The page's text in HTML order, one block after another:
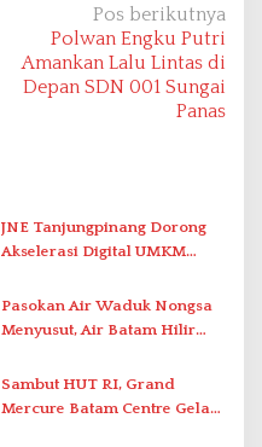
Pos berikutnya
Polwan Engku Putri
Amankan Lalu Lintas di
Depan SDN 001 Sungai
Panas
JNE Tanjungpinang Dorong
Akselerasi Digital UMKM
2026
Pasokan Air Waduk Nongsa
Menyusut, Air Batam Hilir
Antar-IPAM
Sambut HUT RI, Grand
Mercure Batam Centre Gelar